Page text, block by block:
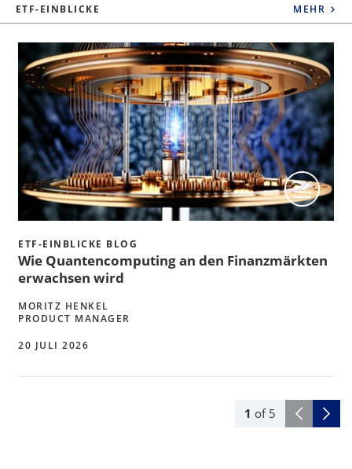
ETF-EINBLICKE MEHR
1 of 5
ETF-EINBLICKE BLOG
Wie Quantencomputing an den Finanzmärkten
erwachsen wird
MORITZ HENKEL
PRODUCT MANAGER
20 JULI 2026